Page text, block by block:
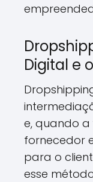
Digital e
e, quando
fornecedor
para o
esse